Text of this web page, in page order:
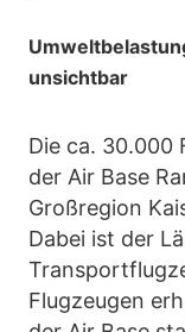
unsichtbar
Die ca. 30.000
der Air Base
Großregion
Dabei ist der
Flugzeugen